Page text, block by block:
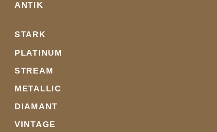
ANTIK
STARK
PLATINUM
STREAM
METALLIC
DIAMANT
VINTAGE